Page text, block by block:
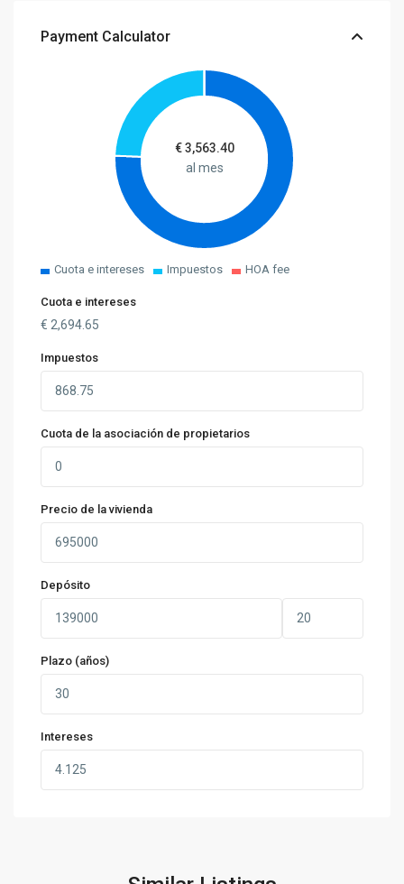
Payment Calculator
€3,563.40
al mes
Cuota e intereses Impuestos HOA fee
Cuota e intereses
€ 2,694.65
Impuestos
Cuota de la asociación de propietarios
Precio de la vivienda
Depósito
Plazo (años)
Intereses